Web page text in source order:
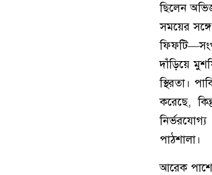
ছিলেন
সময়ের
দাঁড়িয়ে
স্থিরতা।
করেছে,
পাঠশালা।
আরেক পাশে